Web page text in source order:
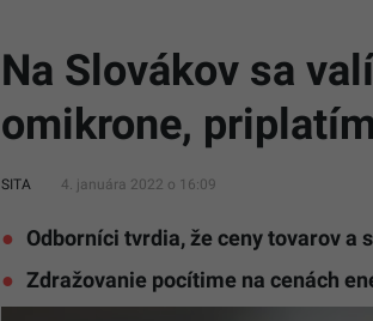
Na Slovákov sa
omikrone,
SITA 4. januára 2022 o 16:09
Odborníci tvrdia, že ceny tovarov a
Zdražovanie pocítime na cenách